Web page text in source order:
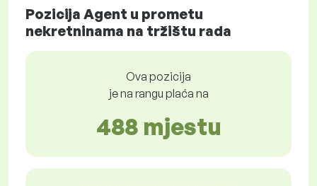
Pozicija Agent u prometu
nekretninama na tržištu rada
Ova pozicija
je na rangu plaća na
488 mjestu